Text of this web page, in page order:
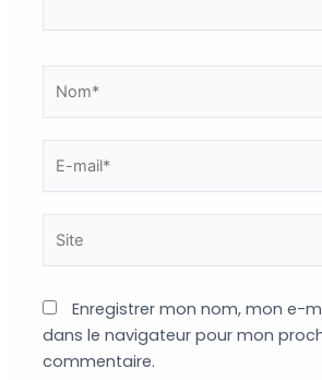
mail*
Enregistrer mon nom, mon e-
dans le navigateur pour mon
commentaire.